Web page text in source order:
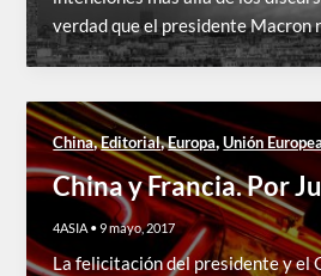
verdad que el presidente Macron
China,Editorial,Europa,Unión
China y Francia. Por
4ASIA •9 mayo, 2017
La felicitación del presidente y el